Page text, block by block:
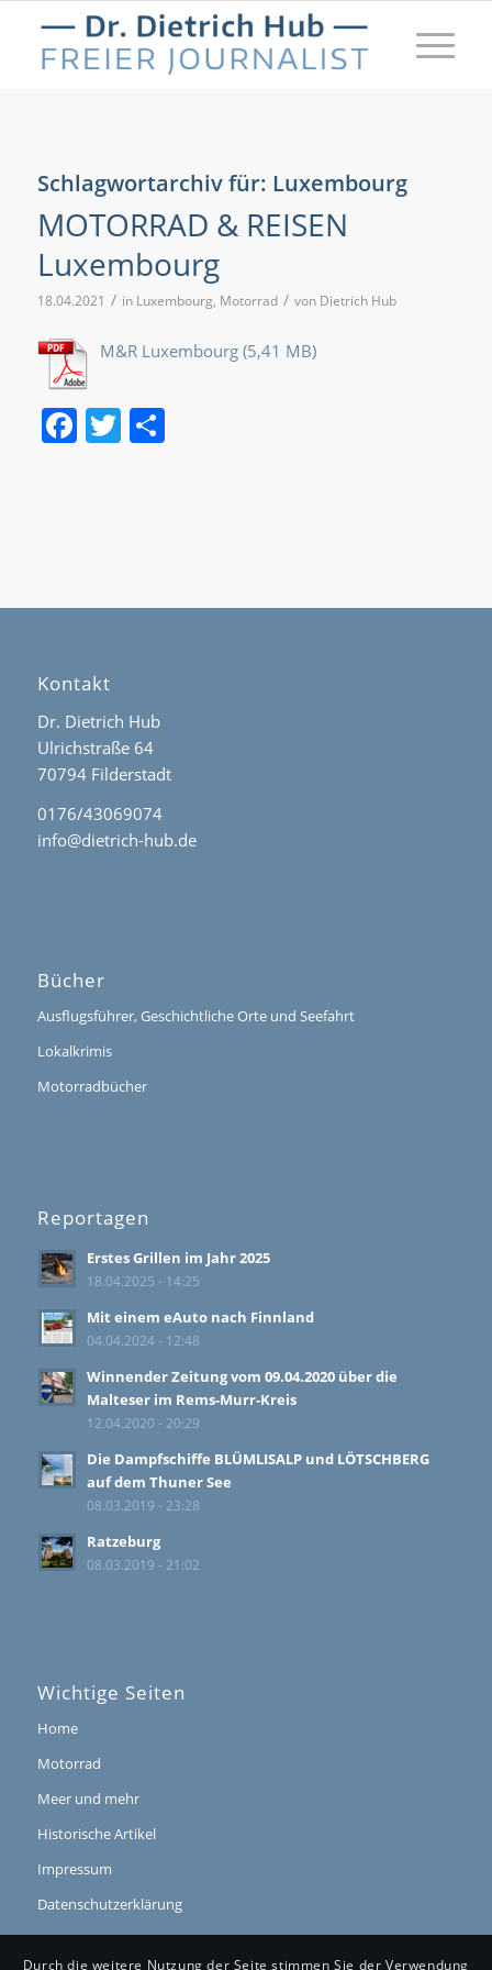
Schlagwortarchiv für: Luxembourg
MOTORRAD & REISEN
Luxembourg
18.04.2021 / in Luxembourg, Motorrad / von Dietrich Hub
M&R Luxembourg
Facebook
Twitter
Teilen
Kontakt
Dr. Dietrich Hub
Ulrichstraße 64
70794 Filderstadt
0176/43069074
info@dietrich-hub.de
Bücher
Ausflugsführer, Geschichtliche Orte und Seefahrt
Lokalkrimis
Motorradbücher
Reportagen
Erstes Grillen im Jahr 2025
18.04.2025 - 14:25
Mit einem eAuto nach Finnland
04.04.2024 - 12:48
Winnender Zeitung vom 09.04.2020 über die
Malteser im Rems-Murr-Kreis
12.04.2020 - 20:29
Die Dampfschiffe BLÜMLISALP und LÖTSCHBERG
auf dem Thuner See
08.03.2019 - 23:28
Ratzeburg
08.03.2019 - 21:02
Wichtige Seiten
Home
Motorrad
Meer und mehr
Historische Artikel
Impressum
Datenschutzerklärung
Durch die weitere Nutzung der Seite stimmen Sie der Verwendung